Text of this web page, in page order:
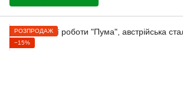
РОЗПРОДАЖ
−15%